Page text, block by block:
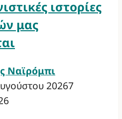
ιστορίες
μας
Ναϊρόμπι
20267